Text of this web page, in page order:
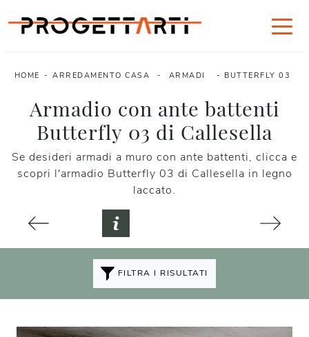
HOME - ARREDAMENTO CASA - ARMADI - BUTTERFLY 03
Armadio con ante battenti
Butterfly 03 di Callesella
Se desideri armadi a muro con ante battenti, clicca e
scopri l'armadio Butterfly 03 di Callesella in legno
laccato.
FILTRA I RISULTATI